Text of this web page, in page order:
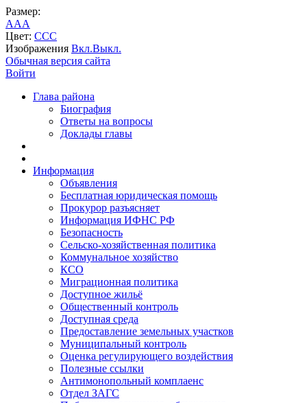
Размер:
AAA
Цвет: CCC
Изображения Вкл.Выкл.
Обычная версия сайта
Войти
Глава района
Биография
Ответы на вопросы
Доклады главы
Информация
Объявления
Бесплатная юридическая помощь
Прокурор разъясняет
Информация ИФНС РФ
Безопасность
Сельско-хозяйственная политика
Коммунальное хозяйство
КСО
Миграционная политика
Доступное жильё
Общественный контроль
Доступная среда
Предоставление земельных участков
Муниципальный контроль
Оценка регулирующего воздействия
Полезные ссылки
Антимонопольный комплаенс
Отдел ЗАГС